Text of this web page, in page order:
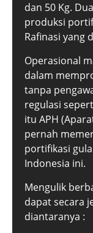
dan 50 Kg.
produksi
Rafinasi yang
Operasional
dalam
tanpa
regulasi
itu APH
pernah
portifikasi
Indonesia ini.
Mengulik
dapat secara
diantaranya :